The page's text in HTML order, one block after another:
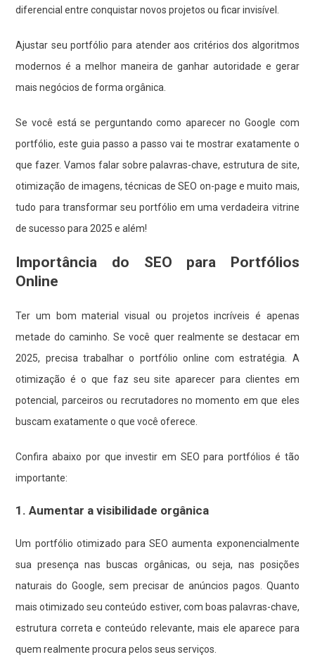
diferencial entre conquistar novos projetos ou ficar invisível.
Ajustar seu portfólio para atender aos critérios dos algoritmos
modernos é a melhor maneira de ganhar autoridade e gerar
mais negócios de forma orgânica.
Se você está se perguntando como aparecer no Google com
portfólio, este guia passo a passo vai te mostrar exatamente o
que fazer. Vamos falar sobre palavras-chave, estrutura de site,
otimização de imagens, técnicas de SEO on-page e muito mais,
tudo para transformar seu portfólio em uma verdadeira vitrine
de sucesso para 2025 e além!
Importância do SEO para Portfólios
Online
Ter um bom material visual ou projetos incríveis é apenas
metade do caminho. Se você quer realmente se destacar em
2025, precisa trabalhar o portfólio online com estratégia. A
otimização é o que faz seu site aparecer para clientes em
potencial, parceiros ou recrutadores no momento em que eles
buscam exatamente o que você oferece.
Confira abaixo por que investir em SEO para portfólios é tão
importante:
1. Aumentar a visibilidade orgânica
Um portfólio otimizado para SEO aumenta exponencialmente
sua presença nas buscas orgânicas, ou seja, nas posições
naturais do Google, sem precisar de anúncios pagos. Quanto
mais otimizado seu conteúdo estiver, com boas palavras-chave,
estrutura correta e conteúdo relevante, mais ele aparece para
quem realmente procura pelos seus serviços.